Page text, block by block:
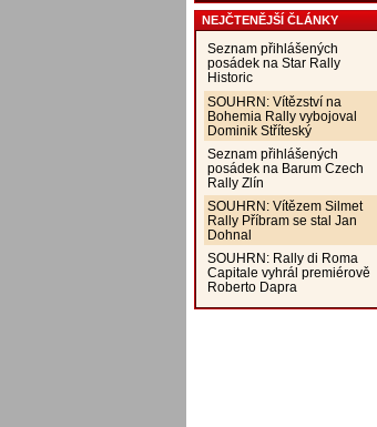
NEJČTENĚJŠÍ ČLÁNKY
Seznam přihlášených
posádek na Star Rally
Historic
SOUHRN: Vítězství na
Bohemia Rally vybojoval
Dominik Stříteský
Seznam přihlášených
posádek na Barum Czech
Rally Zlín
SOUHRN: Vítězem Silmet
Rally Příbram se stal Jan
Dohnal
SOUHRN: Rally di Roma
Capitale vyhrál premiérově
Roberto Dapra